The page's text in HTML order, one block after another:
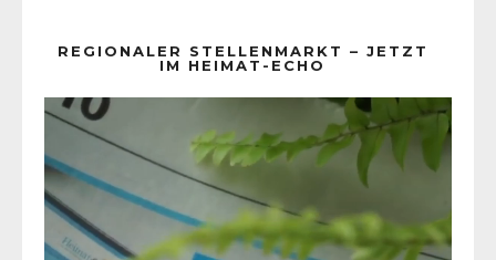
REGIONALER STELLENMARKT – JETZT
IM HEIMAT-ECHO
Player